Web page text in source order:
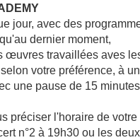
jour, avec des
dernier moment,
œuvres travaillées aves
votre préférence, à
une pause de 15
préciser l'horaire de votre
n°2 à 19h30 ou les